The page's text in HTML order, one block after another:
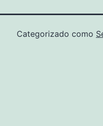
Categorizado como